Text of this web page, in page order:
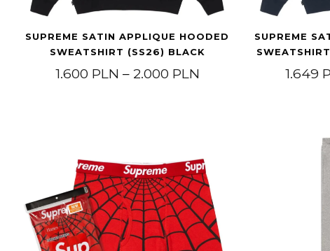
SUPREME SATIN APPLIQUE HOODED
SWEATSHIRT (SS26) BLACK
1.600 PLN – 2.000 PLN Zakres cen: od
SUPREME
1.649